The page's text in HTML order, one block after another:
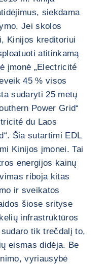
siekdama
Jei skolos
Kinijos kreditoriui
atitinkamą
įmonė „Electricité
45 % visos
sudaryti 25 metų
Power Grid“
du Laos
Šia sutartimi EDL
Kinijos įmonei. Tai
energijos kainų
riboja kitas
ir sveikatos
šiose srityse
infrastruktūros
tik trečdalį to,
eismas didėja. Be
vyriausybė